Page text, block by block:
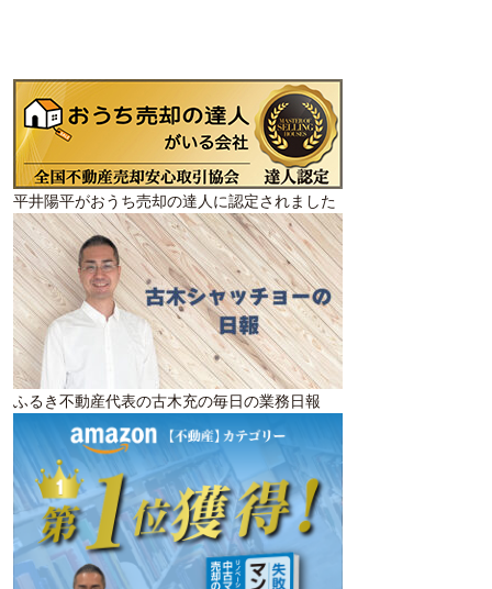
平井陽平がおうち売却の達人に認定されました
ふるき不動産代表の古木充の毎日の業務日報